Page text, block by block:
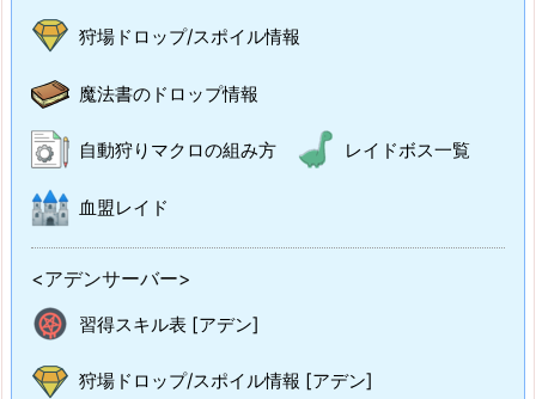
狩場ドロップ/スポイル情報
魔法書のドロップ情報
自動狩りマクロの組み方 レイドボス一覧
血盟レイド
<アデンサーバー>
習得スキル表 [アデン]
狩場ドロップ/スポイル情報 [アデン]